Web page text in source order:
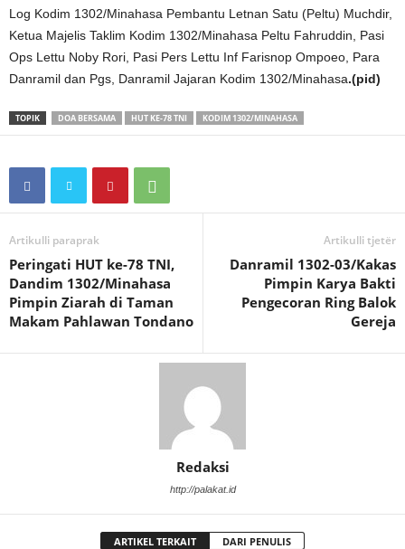
Log Kodim 1302/Minahasa Pembantu Letnan Satu (Peltu) Muchdir,
Ketua Majelis Taklim Kodim 1302/Minahasa Peltu Fahruddin, Pasi
Ops Lettu Noby Rori, Pasi Pers Lettu Inf Farisnop Ompoeo, Para
Danramil dan Pgs, Danramil Jajaran Kodim 1302/Minahasa.(pid)
TOPIK DOA BERSAMA HUT KE-78 TNI KODIM 1302/MINAHASA
Artikulli paraprak
Peringati HUT ke-78 TNI,
Dandim 1302/Minahasa
Pimpin Ziarah di Taman
Makam Pahlawan Tondano
Artikulli tjetër
Danramil 1302-03/Kakas
Pimpin Karya Bakti
Pengecoran Ring Balok
Gereja
Redaksi
http://palakat.id
ARTIKEL TERKAIT DARI PENULIS